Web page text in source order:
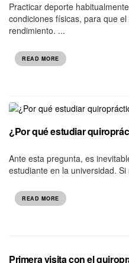
Practicar deporte
condiciones físicas, para que
rendimiento. ...
READ MORE
¿Por qué estudiar
Ante esta pregunta, es
estudiante en la universidad. Si
READ MORE
Primera visita con el